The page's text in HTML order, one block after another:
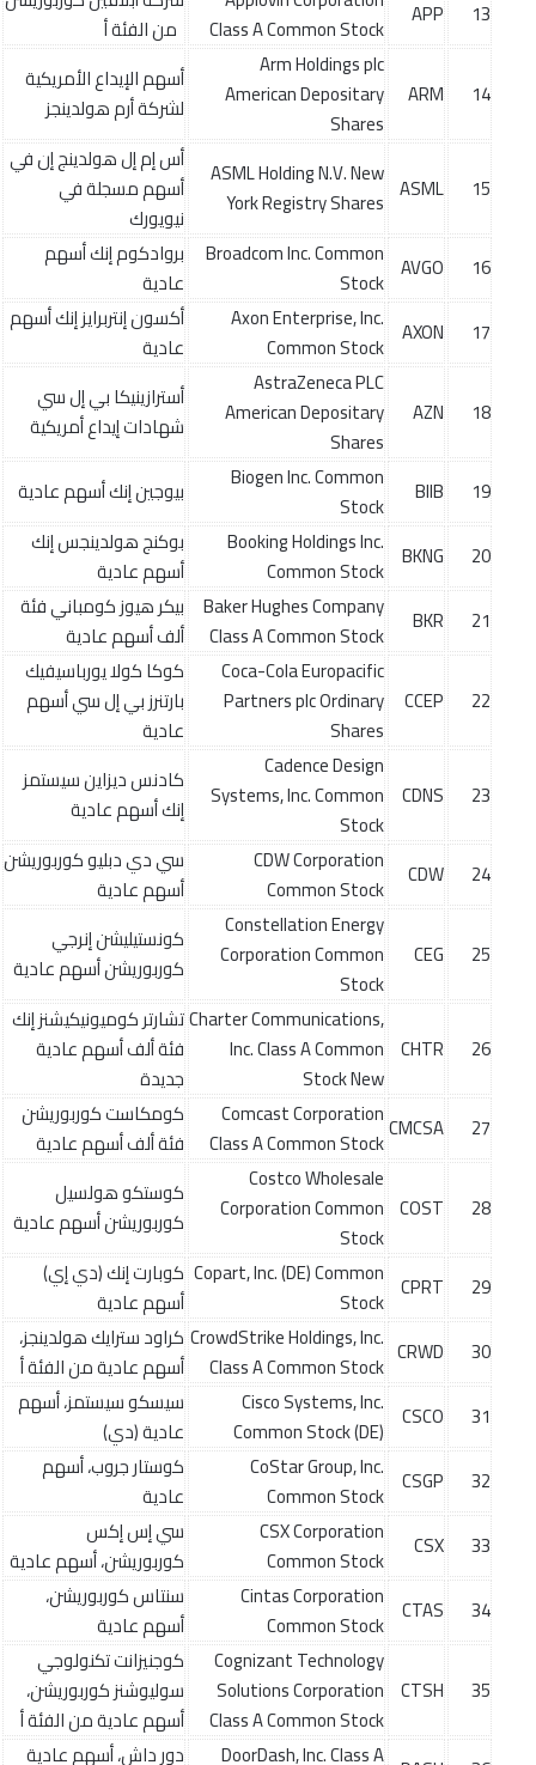
13
APP
Class A Common Stock
من الفئة أ
14
ARM
Arm Holdings plc
American Depositary
Shares
أسهم الإيداع الأمريكية
لشركة أرم هولدينجز
15
ASML
ASML Holding N.V. New
York Registry Shares
أس إم إل هولدينج إن في
أسهم مسجلة في
نيويورك
16
AVGO
Broadcom Inc. Common
Stock
بروادكوم إنك أسهم
عادية
17
AXON
Axon Enterprise, Inc.
Common Stock
أكسون إنتربرايز إنك أسهم
عادية
18
AZN
AstraZeneca PLC
American Depositary
Shares
أسترازينيكا بي إل سي
شهادات إيداع أمريكية
19
BIIB
Biogen Inc. Common
Stock
بيوجين إنك أسهم عادية
20
BKNG
Booking Holdings Inc.
Common Stock
بوكنج هولدينجس إنك
أسهم عادية
21
BKR
Baker Hughes Company
Class A Common Stock
بيكر هيوز كومباني فئة
ألف أسهم عادية
22
CCEP
Coca-Cola Europacific
Partners plc Ordinary
Shares
كوكا كولا يورباسيفيك
بارتنرز بي إل سي أسهم
عادية
23
CDNS
Cadence Design
Systems, Inc. Common
Stock
كادنس ديزاين سيستمز
إنك أسهم عادية
24
CDW
CDW Corporation
Common Stock
سي دي دبليو كوربوريشن
أسهم عادية
25
CEG
Constellation Energy
Corporation Common
Stock
كونستيليشن إنرجي
كوربوريشن أسهم عادية
26
CHTR
Charter Communications,
Inc. Class A Common
Stock New
تشارتر كوميونيكيشنز إنك
فئة ألف أسهم عادية
جديدة
27
CMCSA
Comcast Corporation
Class A Common Stock
كومكاست كوربوريشن
فئة ألف أسهم عادية
28
COST
Costco Wholesale
Corporation Common
Stock
كوستكو هولسيل
كوربوريشن أسهم عادية
29
CPRT
Copart, Inc. (DE) Common
Stock
كوبارت إنك (دي إي)
أسهم عادية
30
CRWD
CrowdStrike Holdings, Inc.
Class A Common Stock
كراود سترايك هولدينجز،
أسهم عادية من الفئة أ
31
CSCO
Cisco Systems, Inc.
Common Stock (DE)
سيسكو سيستمز، أسهم
عادية (دي)
32
CSGP
CoStar Group, Inc.
Common Stock
كوستار جروب، أسهم
عادية
33
CSX
CSX Corporation
Common Stock
سي إس إكس
كوربوريشن، أسهم عادية
34
CTAS
Cintas Corporation
Common Stock
سنتاس كوربوريشن،
أسهم عادية
35
CTSH
Cognizant Technology
Solutions Corporation
Class A Common Stock
كوجنيزانت تكنولوجي
سوليوشنز كوربوريشن،
أسهم عادية من الفئة أ
DoorDash, Inc. Class A دور داش، أسهم عادية